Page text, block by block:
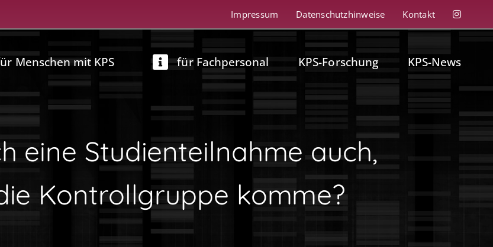
Impressum Datenschutzhinweise Kontakt
Menschen mit KPS für Fachpersonal KPS-Forschung KPS-News
eine Studienteilnahme auch,
Kontrollgruppe komme?